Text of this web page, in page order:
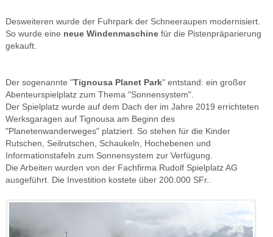
Desweiteren wurde der Fuhrpark der Schneeraupen modernisiert.
So wurde eine neue Windenmaschinefür die Pistenpräparierung
gekauft.
Der sogenannte "Tignousa Planet Park" entstand: ein großer
Abenteurspielplatz zum Thema "Sonnensystem".
Der Spielplatz wurde auf dem Dach der im Jahre 2019 errichteten
Werksgaragen auf Tignousa am Beginn des
"Planetenwanderweges" platziert. So stehen für die Kinder
Rutschen, Seilrutschen, Schaukeln, Hochebenen und
Informationstafeln zum Sonnensystem zur Verfügung.
Die Arbeiten wurden von der Fachfirma Rudolf Spielplatz AG
ausgeführt. Die Investition kostete über 200.000 SFr..